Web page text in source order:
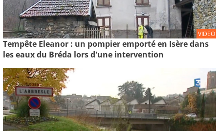
VIDEO
Tempête Eleanor : un pompier emporté en Isère dans
les eaux du Bréda lors d'une intervention